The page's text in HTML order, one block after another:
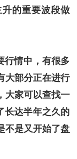
的重要波段做
行情中，有很多
大部分正在进行
大家可以查找一
长达半年之久的
不是又开始了盘